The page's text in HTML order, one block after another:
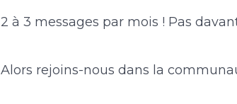
2 à 3 messages par mois ! Pas
Alors rejoins-nous dans la